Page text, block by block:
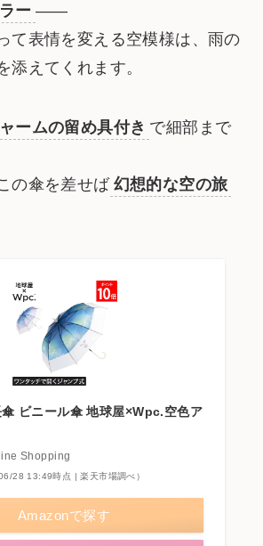
ー ――
て表情を変える空模様は、雨の
添えてくれます。
ームの留め具付き で細部まで
の傘を差せば 幻想的な空の旅
ビニール傘 地球屋×Wpc.空色ア
Shopping
28 13:49時点 | 楽天市場調べ）
Amazonで探す